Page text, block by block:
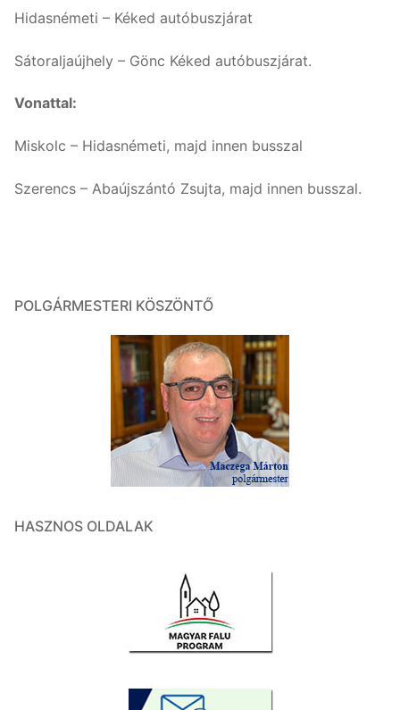
Hidasnémeti – Kéked autóbuszjárat
Sátoraljaújhely – Gönc Kéked autóbuszjárat.
Vonattal:
Miskolc – Hidasnémeti, majd innen busszal
Szerencs – Abaújszántó Zsujta, majd innen busszal.
POLGÁRMESTERI KÖSZÖNTŐ
HASZNOS OLDALAK